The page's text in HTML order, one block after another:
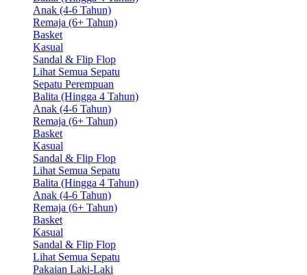
Anak (4-6 Tahun)
Remaja (6+ Tahun)
Basket
Kasual
Sandal & Flip Flop
Lihat Semua Sepatu
Sepatu Perempuan
Balita (Hingga 4 Tahun)
Anak (4-6 Tahun)
Remaja (6+ Tahun)
Basket
Kasual
Sandal & Flip Flop
Lihat Semua Sepatu
Balita (Hingga 4 Tahun)
Anak (4-6 Tahun)
Remaja (6+ Tahun)
Basket
Kasual
Sandal & Flip Flop
Lihat Semua Sepatu
Pakaian Laki-Laki